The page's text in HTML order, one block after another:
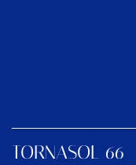
TORNASOL 66